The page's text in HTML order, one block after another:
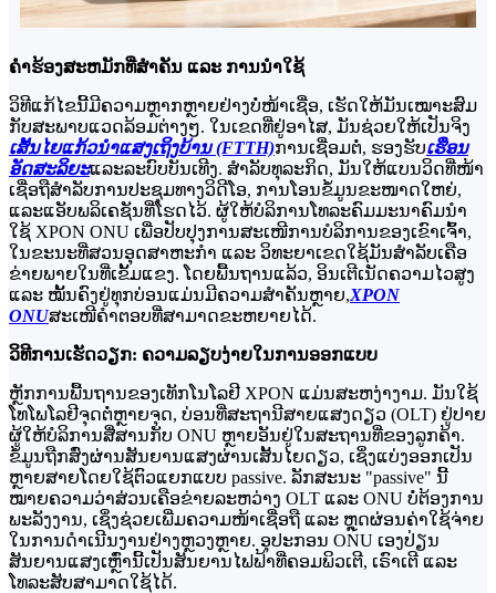
ຄໍາຮ້ອງສະຫມັກທີ່ສໍາຄັນ ແລະ ການນໍາໃຊ້
ວິທີແກ້ໄຂນີ້ມີຄວາມຫຼາກຫຼາຍຢ່າງບໍ່ໜ້າເຊື່ອ, ເຮັດໃຫ້ມັນເໝາະສົມ
ກັບສະພາບແວດລ້ອມຕ່າງໆ. ໃນເຂດທີ່ຢູ່ອາໄສ, ມັນຊ່ວຍໃຫ້ເປັນຈິງ
ເສັ້ນໄຍແກ້ວນຳແສງເຖິງບ້ານ (FTTH)ການເຊື່ອມຕໍ່, ຮອງຮັບເຮືອນ
ອັດສະລິຍະແລະລະບົບບັນເທີງ. ສຳລັບທຸລະກິດ, ມັນໃຫ້ແບນວິດທີ່ໜ້າ
ເຊື່ອຖືສຳລັບການປະຊຸມທາງວິດີໂອ, ການໂອນຂໍ້ມູນຂະໜາດໃຫຍ່,
ແລະແອັບພລິເຄຊັນທີ່ໂຮດໄວ້. ຜູ້ໃຫ້ບໍລິການໂທລະຄົມມະນາຄົມນຳ
ໃຊ້ XPON ONU ເພື່ອປັບປຸງການສະເໜີການບໍລິການຂອງເຂົາເຈົ້າ,
ໃນຂະນະທີ່ສວນອຸດສາຫະກຳ ແລະ ວິທະຍາເຂດໃຊ້ມັນສຳລັບເຄືອ
ຂ່າຍພາຍໃນທີ່ເຂັ້ມແຂງ. ໂດຍພື້ນຖານແລ້ວ, ອິນເຕີເນັດຄວາມໄວສູງ
ແລະ ໝັ້ນຄົງຢູ່ທຸກບ່ອນແມ່ນມີຄວາມສຳຄັນຫຼາຍ,XPON
ONUສະເໜີຄຳຕອບທີ່ສາມາດຂະຫຍາຍໄດ້.
ວິທີການເຮັດວຽກ: ຄວາມລຽບງ່າຍໃນການອອກແບບ
ຫຼັກການພື້ນຖານຂອງເທັກໂນໂລຢີ XPON ແມ່ນສະຫງ່າງາມ. ມັນໃຊ້
ໂທໂພໂລຢີຈຸດຕໍ່ຫຼາຍຈຸດ, ບ່ອນທີ່ສະຖານີສາຍແສງດຽວ (OLT) ຢູ່ປາຍ
ຜູ້ໃຫ້ບໍລິການສື່ສານກັບ ONU ຫຼາຍອັນຢູ່ໃນສະຖານທີ່ຂອງລູກຄ້າ.
ຂໍ້ມູນຖືກສົ່ງຜ່ານສັນຍານແສງຜ່ານເສັ້ນໄຍດຽວ, ເຊິ່ງແບ່ງອອກເປັນ
ຫຼາຍສາຍໂດຍໃຊ້ຕົວແຍກແບບ passive. ລັກສະນະ "passive" ນີ້
ໝາຍຄວາມວ່າສ່ວນເຄືອຂ່າຍລະຫວ່າງ OLT ແລະ ONU ບໍ່ຕ້ອງການ
ພະລັງງານ, ເຊິ່ງຊ່ວຍເພີ່ມຄວາມໜ້າເຊື່ອຖື ແລະ ຫຼຸດຜ່ອນຄ່າໃຊ້ຈ່າຍ
ໃນການດຳເນີນງານຢ່າງຫຼວງຫຼາຍ. ອຸປະກອນ ONU ເອງປ່ຽນ
ສັນຍານແສງເຫຼົ່ານີ້ເປັນສັນຍານໄຟຟ້າທີ່ຄອມພິວເຕີ, ເຣົາເຕີ ແລະ
ໂທລະສັບສາມາດໃຊ້ໄດ້.